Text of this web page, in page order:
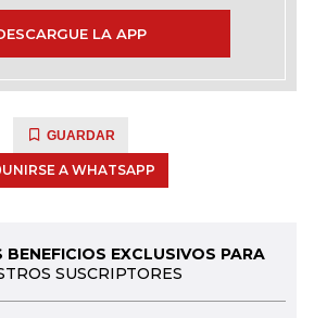
LA APP
GUARDAR
UNIRSE A WHATSAPP
EXCLUSIVOS PARA
SUSCRIPTORES